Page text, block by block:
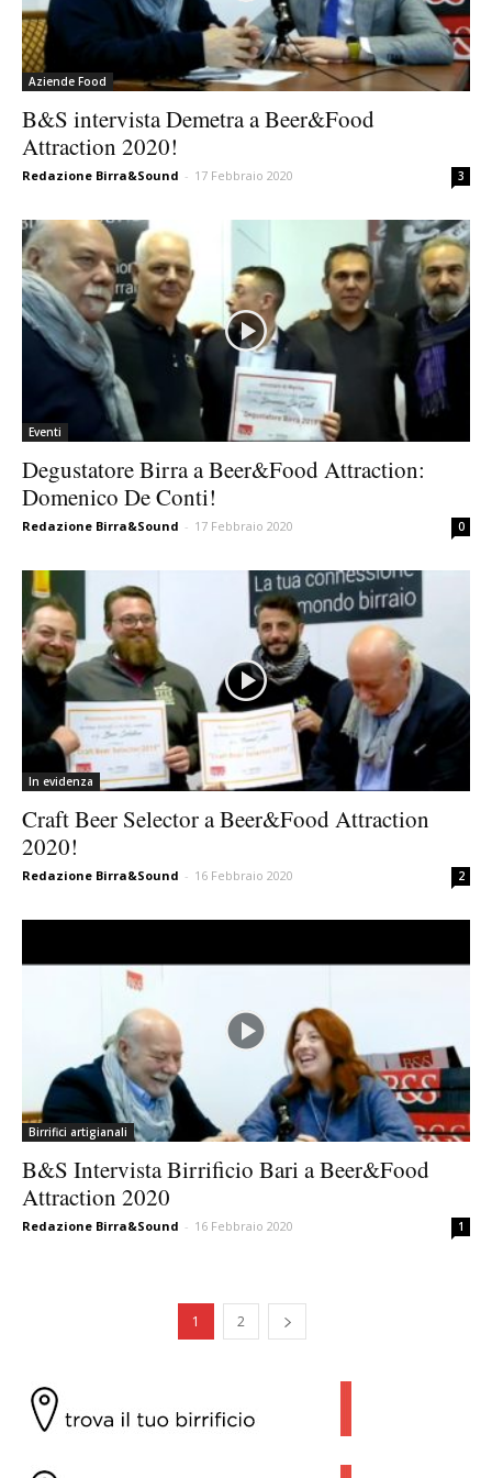
Aziende Food
B&S intervista Demetra a Beer&Food
Attraction 2020!
Redazione Birra&Sound - 17 Febbraio 2020 3
Eventi
Degustatore Birra a Beer&Food Attraction:
Domenico De Conti!
Redazione Birra&Sound - 17 Febbraio 2020 0
In evidenza
Craft Beer Selector a Beer&Food Attraction
2020!
Redazione Birra&Sound - 16 Febbraio 2020 2
Birrifici artigianali
B&S Intervista Birrificio Bari a Beer&Food
Attraction 2020
Redazione Birra&Sound - 16 Febbraio 2020 1
1 2